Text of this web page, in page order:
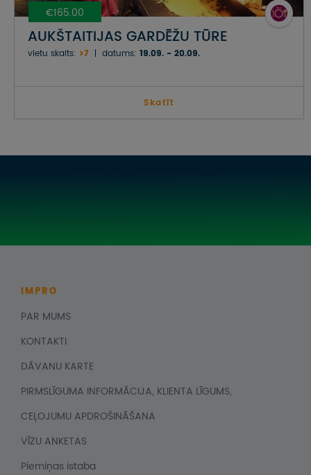
€165.00
AUKŠTAITIJAS GARDĒŽU TŪRE
vietu skaits: >7 datums: 19.09. - 20.09.
Skatīt
IMPRO
PAR MUMS
KONTAKTI
DĀVANU KARTE
PIRMSLĪGUMA INFORMĀCIJA, KLIENTA LĪGUMS,
CEĻOJUMU APDROŠINĀŠANA
VĪZU ANKETAS
Piemiņas istaba